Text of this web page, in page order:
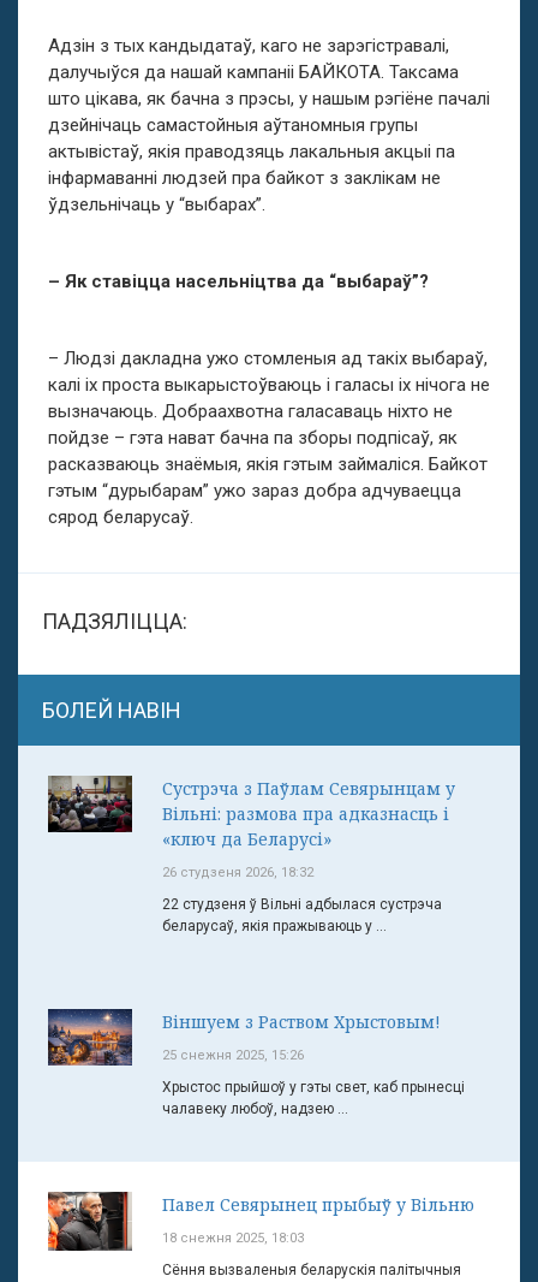
Адзін з тых кандыдатаў, каго не зарэгістравалі,
далучыўся да нашай кампаніі БАЙКОТА. Таксама
што цікава, як бачна з прэсы, у нашым рэгіёне пачалі
дзейнічаць самастойныя аўтаномныя групы
актывістаў, якія праводзяць лакальныя акцыі па
інфармаванні людзей пра байкот з заклікам не
ўдзельнічаць у “выбарах”.
– Як ставіцца насельніцтва да “выбараў”?
– Людзі дакладна ужо стомленыя ад такіх выбараў,
калі іх проста выкарыстоўваюць і галасы іх нічога не
вызначаюць. Добраахвотна галасаваць ніхто не
пойдзе – гэта нават бачна па зборы подпісаў, як
расказваюць знаёмыя, якія гэтым займаліся. Байкот
гэтым “дурыбарам” ужо зараз добра адчуваецца
сярод беларусаў.
ПАДЗЯЛІЦЦА:
БОЛЕЙ НАВІН
Сустрэча з Паўлам Севярынцам у
Вільні: размова пра адказнасць і
«ключ да Беларусі»
26 студзеня 2026, 18:32
22 студзеня ў Вільні адбылася сустрэча
беларусаў, якія пражываюць у ...
Віншуем з Раством Хрыстовым!
25 снежня 2025, 15:26
Хрыстос прыйшоў у гэты свет, каб прынесці
чалавеку любоў, надзею ...
Павел Севярынец прыбыў у Вільню
18 снежня 2025, 18:03
Сёння вызваленыя беларускія палітычныя